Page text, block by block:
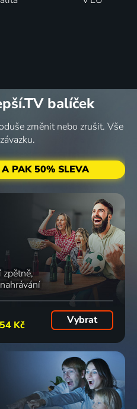
balíček
změnit nebo zrušit. Vše
PAK 50% SLEVA
zpětně
Kč Vybrat